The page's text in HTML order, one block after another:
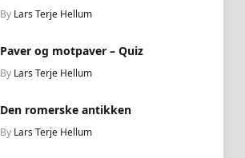
By Lars Terje Hellum
Paver og motpaver – Quiz
By Lars Terje Hellum
Den romerske antikken
By Lars Terje Hellum